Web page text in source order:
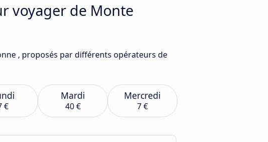
voyager de Monte
, proposés par différents opérateurs de
€
Mardi
40 €
Mercredi
7 €